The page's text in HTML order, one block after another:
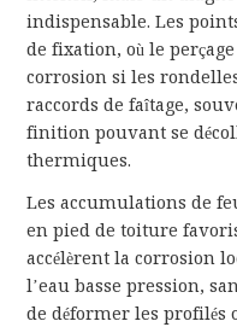
indispensable. Les
de fixation, où le
corrosion si les
raccords de faîtage,
finition pouvant se
thermiques.
Les accumulations de
en pied de toiture
accélèrent la corrosion
l’eau basse pression,
de déformer les profilés